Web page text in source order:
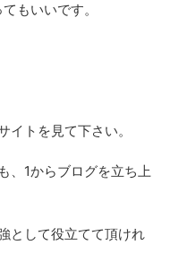
もいいです。
イトを見て下さい。
、1からブログを立ち上
として役立てて頂けれ